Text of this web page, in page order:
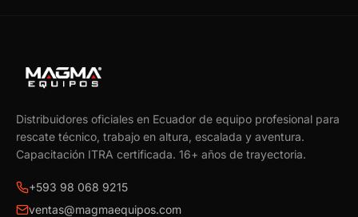
Distribuidores oficiales en Ecuador de equipo profesional para
rescate técnico, trabajo en altura, escalada y aventura.
Capacitación ITRA certificada. 16+ años de trayectoria.
+593 98 068 9215
ventas@magmaequipos.com